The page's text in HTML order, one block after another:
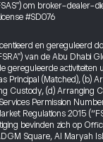
om broker-dealer-
#SD076
en gereguleerd
van de Abu Dhabi
gereguleerde activiteiten
Principal (Matched), (b)
Custody, (d) Arranging
Permission
Regulations 2015
bevinden zich op
Square, Al Maryah